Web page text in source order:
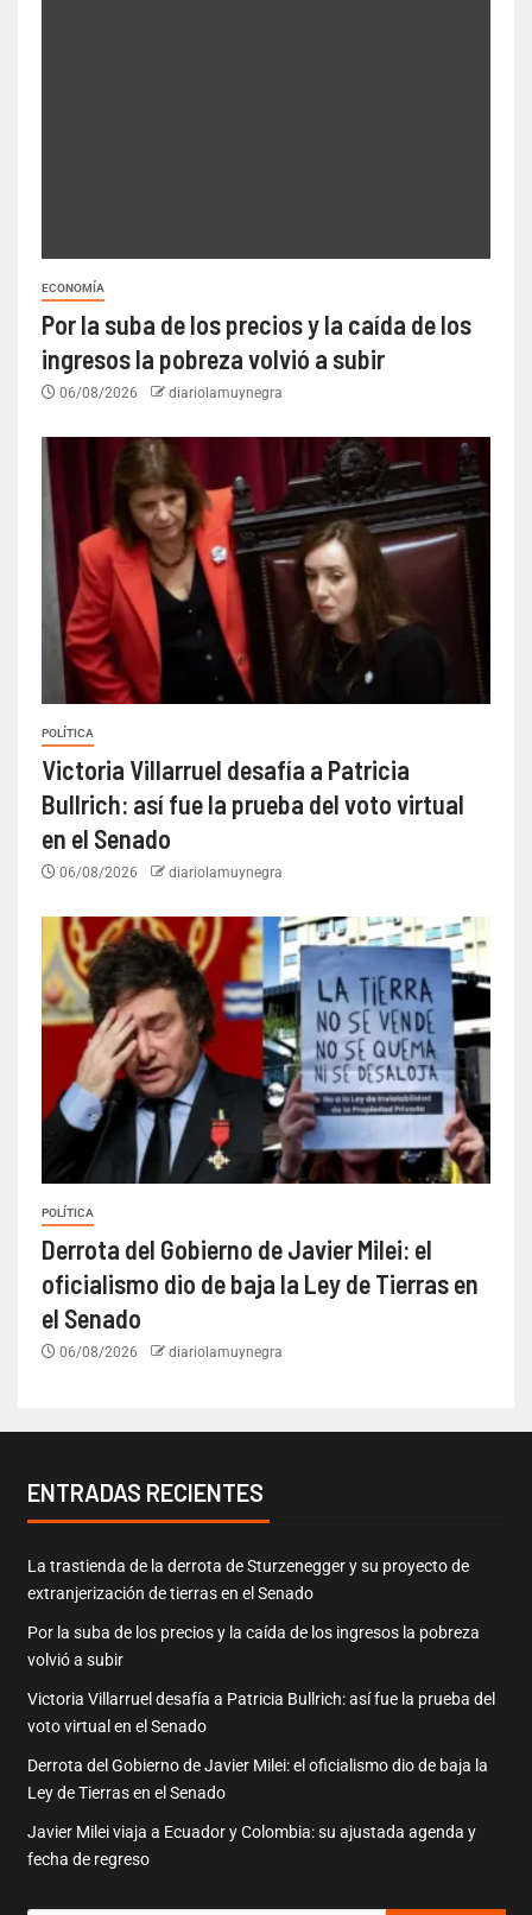
ECONOMÍA
Por la suba de los precios y la caída de los
ingresos la pobreza volvió a subir
06/08/2026 diariolamuynegra
POLÍTICA
Victoria Villarruel desafía a Patricia
Bullrich: así fue la prueba del voto virtual
en el Senado
06/08/2026 diariolamuynegra
POLÍTICA
Derrota del Gobierno de Javier Milei: el
oficialismo dio de baja la Ley de Tierras en
el Senado
06/08/2026 diariolamuynegra
ENTRADAS RECIENTES
La trastienda de la derrota de Sturzenegger y su proyecto de
extranjerización de tierras en el Senado
Por la suba de los precios y la caída de los ingresos la pobreza
volvió a subir
Victoria Villarruel desafía a Patricia Bullrich: así fue la prueba del
voto virtual en el Senado
Derrota del Gobierno de Javier Milei: el oficialismo dio de baja la
Ley de Tierras en el Senado
Javier Milei viaja a Ecuador y Colombia: su ajustada agenda y
fecha de regreso